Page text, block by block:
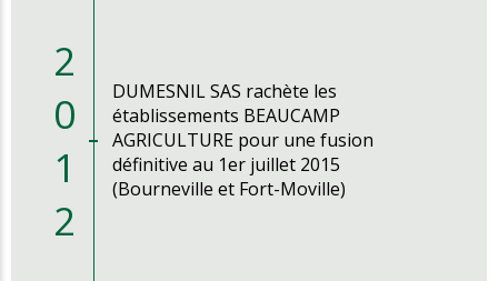
2
0
1
2
DUMESNIL SAS rachète les
établissements BEAUCAMP
AGRICULTURE pour une fusion
définitive au 1er juillet 2015
(Bourneville et Fort-Moville)